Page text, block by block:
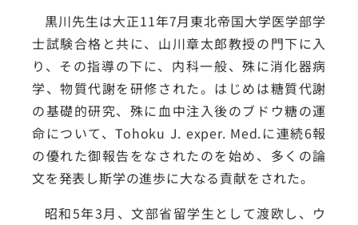
黒川先生は大正11年7月東北帝国大学医学部学
士試験合格と共に、山川章太郎教授の門下に入
り、その指導の下に、内科一般、殊に消化器病
学、物質代謝を研修された。はじめは糖質代謝
の基礎的研究、殊に血中注入後のブドウ糖の運
命について、Tohoku J. exper. Med.に連続6報
の優れた御報告をなされたのを始め、多くの論
文を発表し斯学の進歩に大なる貢献をされた。
昭和5年3月、文部省留学生として渡欧し、ウ